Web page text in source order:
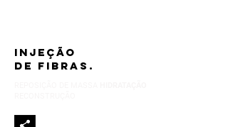
INJEÇÃO
DE FIBRAS.